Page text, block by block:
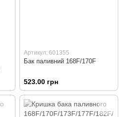
Артикул: 601355
Бак паливний 168F/170F
523.00 грн